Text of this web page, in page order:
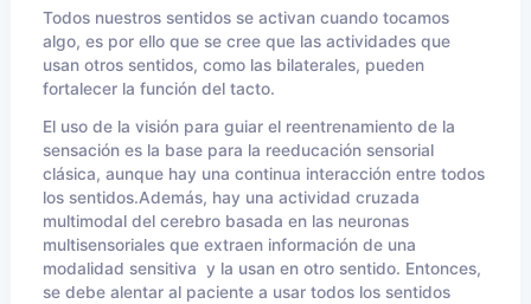
Todos nuestros sentidos se activan cuando tocamos
algo, es por ello que se cree que las actividades que
usan otros sentidos, como las bilaterales, pueden
fortalecer la función del tacto.
El uso de la visión para guiar el reentrenamiento de la
sensación es la base para la reeducación sensorial
clásica, aunque hay una continua interacción entre todos
los sentidos.Además, hay una actividad cruzada
multimodal del cerebro basada en las neuronas
multisensoriales que extraen información de una
modalidad sensitiva y la usan en otro sentido. Entonces,
se debe alentar al paciente a usar todos los sentidos